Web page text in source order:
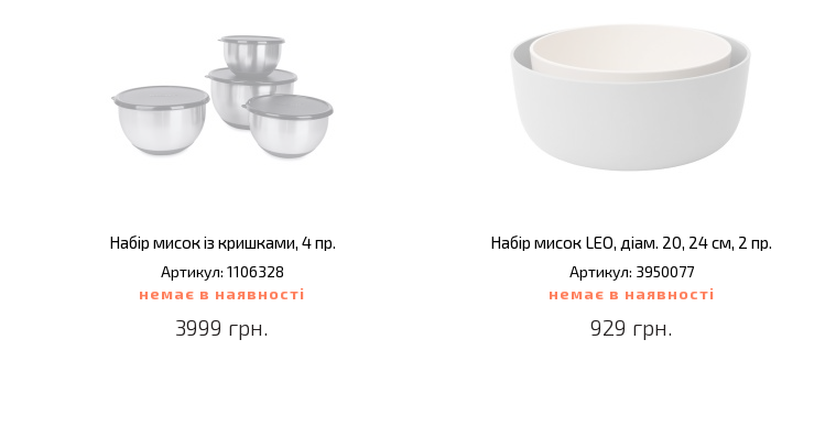
Набір мисок із кришками, 4 пр.
Артикул: 1106328
немає в наявності
3999 грн.
Набір мисок LEO, діам. 20, 24 см, 2 пр.
Артикул: 3950077
немає в наявності
929 грн.